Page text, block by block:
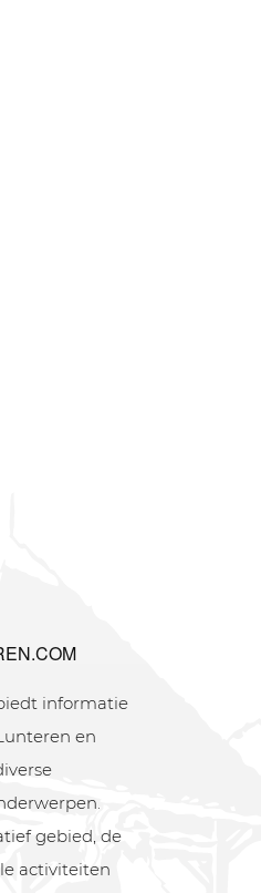
informatie
en
gebied, de
activiteiten